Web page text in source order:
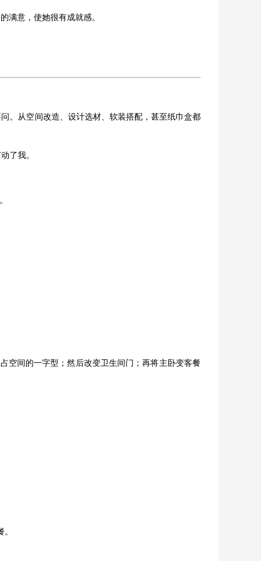
满意，使她很有成就感。
。从空间改造、设计选材、软装搭配，甚至纸巾盒都
了我。
空间的一字型；然后改变卫生间门；再将主卧变客餐